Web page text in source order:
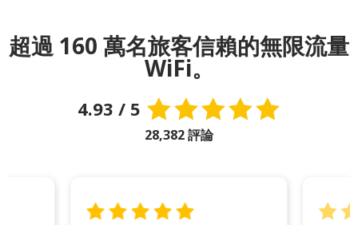
超過 160 萬名旅客信賴的無限流量
WiFi。
4.93 / 5
28,382 評論